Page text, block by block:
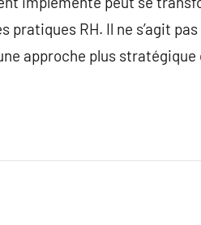
RH. Il ne s’agit
approche plus